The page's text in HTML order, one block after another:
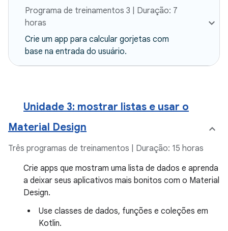
Programa de treinamentos 3 | Duração: 7
horas
Crie um app para calcular gorjetas com
base na entrada do usuário.
Unidade 3: mostrar listas e usar o
Material Design
Três programas de treinamentos | Duração: 15 horas
Crie apps que mostram uma lista de dados e aprenda
a deixar seus aplicativos mais bonitos com o Material
Design.
Use classes de dados, funções e coleções em
Kotlin.